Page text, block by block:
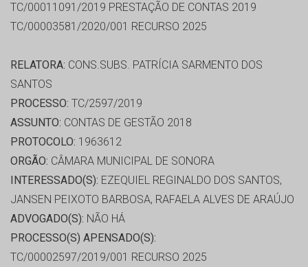
TC/00011091/2019 PRESTAÇÃO DE CONTAS 2019
TC/00003581/2020/001 RECURSO 2025
RELATORA: CONS.SUBS. PATRÍCIA SARMENTO DOS
SANTOS
PROCESSO: TC/2597/2019
ASSUNTO: CONTAS DE GESTÃO 2018
PROTOCOLO: 1963612
ORGÃO: CÂMARA MUNICIPAL DE SONORA
INTERESSADO(S): EZEQUIEL REGINALDO DOS SANTOS,
JANSEN PEIXOTO BARBOSA, RAFAELA ALVES DE ARAÚJO
ADVOGADO(S): NÃO HÁ
PROCESSO(S) APENSADO(S):
TC/00002597/2019/001 RECURSO 2025